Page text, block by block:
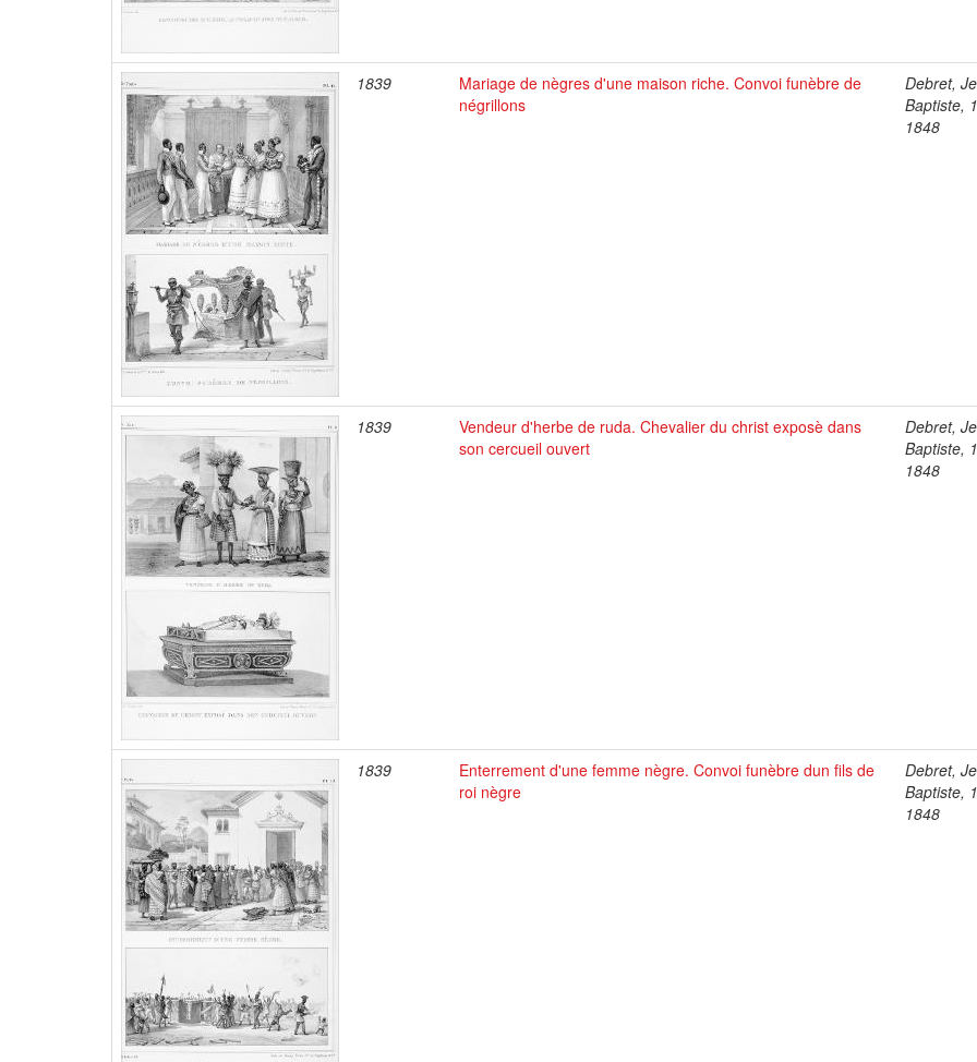
1839
Mariage de nègres d'une maison riche. Convoi funèbre de
négrillons
Debret,
Baptiste,
1848
1839
Vendeur d'herbe de ruda. Chevalier du christ exposè dans
son cercueil ouvert
Debret,
Baptiste,
1848
1839
Enterrement d'une femme nègre. Convoi funèbre dun fils de
roi nègre
Debret,
Baptiste,
1848